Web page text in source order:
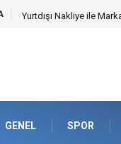
İnternetsiz Bir Gün
GENEL SPOR